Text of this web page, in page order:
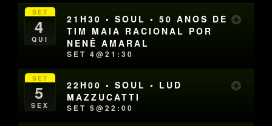
SET
4
QUI
21H30 • SOUL • 50 ANOS DE
TIM MAIA RACIONAL POR
NENÊ AMARAL
SET 4@21:30
SET
5
SEX
22H00 • SOUL • LUD
MAZZUCATTI
SET 5@22:00